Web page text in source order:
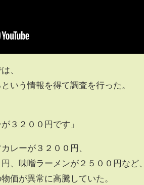
、
いう情報を得て調査を行った。
３２００円です」
レーが３２００円、
、味噌ラーメンが２５００円など、
価が異常に高騰していた。